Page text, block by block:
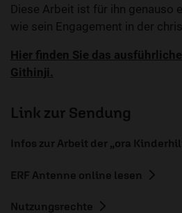
Diese Arbeit ist für ihn genauso
wie sein Engagement in der
Hier finden Sie das
Githinji.
Link zur Sendung
Infos zur Arbeit der „ora
ERF Antenne online lesen
Nutzungsrechte